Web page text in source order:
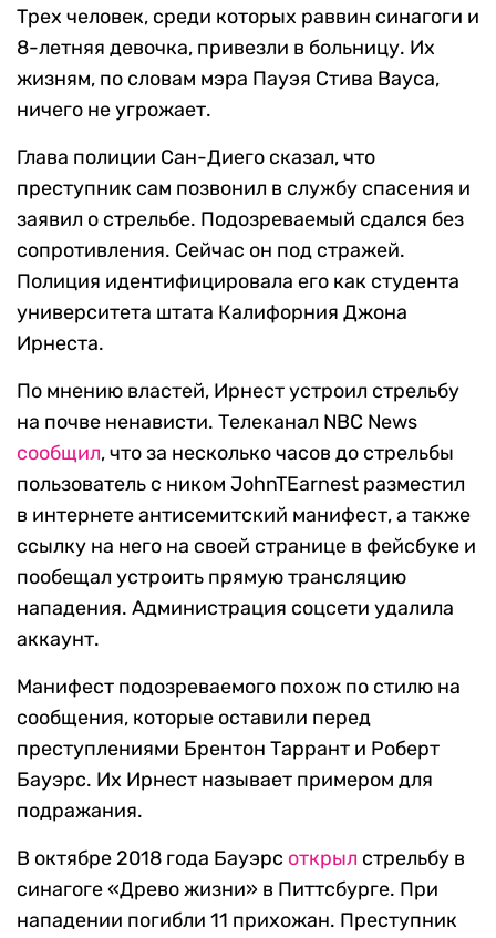
Трех человек, среди которых раввин синагоги и
8-летняя девочка, привезли в больницу. Их
жизням, по словам мэра Пауэя Стива Вауса,
ничего не угрожает.
Глава полиции Сан-Диего сказал, что
преступник сам позвонил в службу спасения и
заявил о стрельбе. Подозреваемый сдался без
сопротивления. Сейчас он под стражей.
Полиция идентифицировала его как студента
университета штата Калифорния Джона
Ирнеста.
По мнению властей, Ирнест устроил стрельбу
на почве ненависти. Телеканал NBC News
сообщил, что за несколько часов до стрельбы
пользователь с ником JohnTEarnest разместил
в интернете антисемитский манифест, а также
ссылку на него на своей странице в фейсбуке и
пообещал устроить прямую трансляцию
нападения. Администрация соцсети удалила
аккаунт.
Манифест подозреваемого похож по стилю на
сообщения, которые оставили перед
преступлениями Брентон Таррант и Роберт
Бауэрс. Их Ирнест называет примером для
подражания.
В октябре 2018 года Бауэрс открыл стрельбу в
синагоге «Древо жизни» в Питтсбурге. При
нападении погибли 11 прихожан. Преступник